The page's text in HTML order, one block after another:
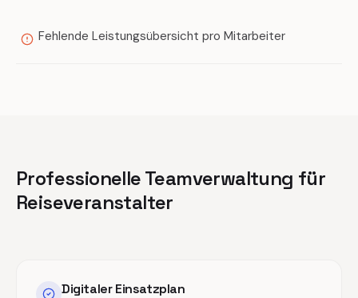
Fehlende Leistungsübersicht pro Mitarbeiter
Professionelle Teamverwaltung für
Reiseveranstalter
Digitaler Einsatzplan